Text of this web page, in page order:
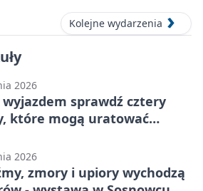
Kolejne wydarzenia
2026
wyjazdem sprawdź cztery
które mogą uratować
2026
zmory i upiory wychodzą